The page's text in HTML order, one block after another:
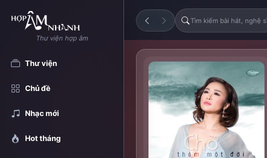
Thư viện hợp âm
Thư viện
Chủ đề
Nhạc mới
Hot tháng